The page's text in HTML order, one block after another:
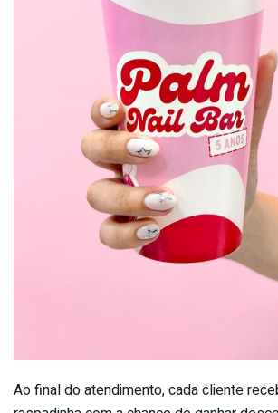
Ao final do atendimento, cada cliente